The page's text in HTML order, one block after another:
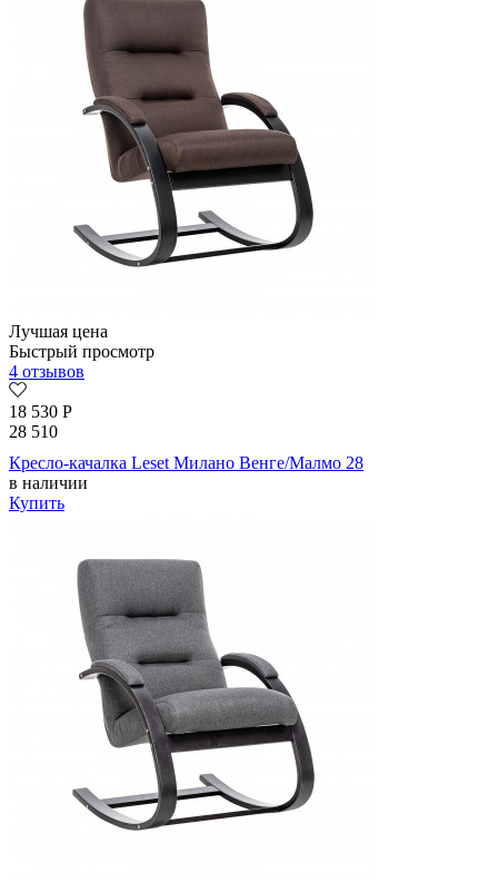
Лучшая цена
Быстрый просмотр
4 отзывов
18 530 Р
28 510
Кресло-качалка Leset Милано Венге/Малмо 28
в наличии
Купить